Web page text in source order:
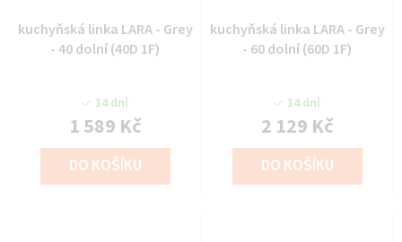
kuchyňská linka LARA - Grey
- 40 dolní (40D 1F)
14 dní
1 589 Kč
DO KOŠÍKU
kuchyňská linka LARA - Grey
- 60 dolní (60D 1F)
14 dní
2 129 Kč
DO KOŠÍKU